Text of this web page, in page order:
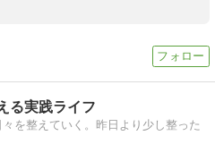
る実践ライフ
を整えていく。昨日より少し整った